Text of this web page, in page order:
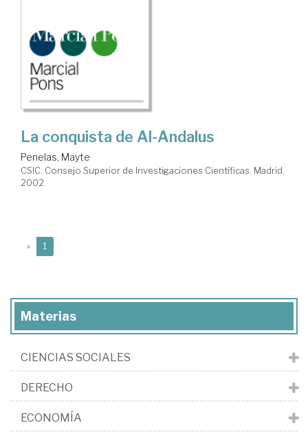
La conquista de Al-Andalus
Penelas, Mayte
CSIC. Consejo Superior de Investigaciones Científicas. Madrid,
2002
« 1
Materias
CIENCIAS SOCIALES
DERECHO
ECONOMÍA